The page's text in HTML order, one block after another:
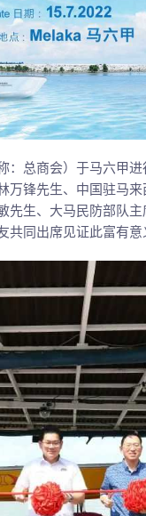
总商会）于马六甲
锋先生、中国驻马
先生、大马民防部队
共同出席见证此富有意